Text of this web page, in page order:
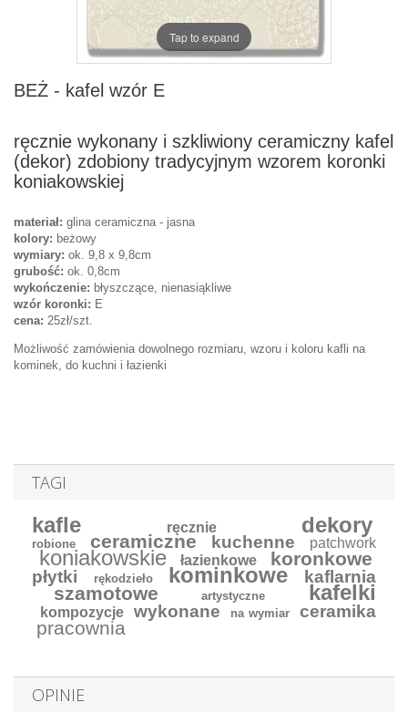
Tap to expand
BEŻ - kafel wzór E
ręcznie wykonany i szkliwiony ceramiczny kafel
(dekor) zdobiony tradycyjnym wzorem koronki
koniakowskiej
materiał: glina ceramiczna - jasna
kolory: beżowy
wymiary: ok. 9,8 x 9,8cm
grubość: ok. 0,8cm
wykończenie: błyszczące, nienasiąkliwe
wzór koronki: E
cena: 25zł/szt.
Możliwość zamówienia dowolnego rozmiaru, wzoru i koloru kafli na
kominek, do kuchni i łazienki
TAGI
kafle ręcznie dekory
robione ceramiczne kuchenne patchwork
koniakowskie łazienkowe koronkowe
płytki rękodzieło kominkowe kaflarnia
szamotowe artystyczne kafelki
kompozycje wykonane na wymiar ceramika
pracownia
OPINIE